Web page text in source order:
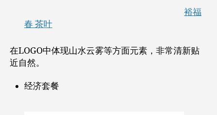
裕福
春 茶叶
在LOGO中体现山水云雾等方面元素，非常清新贴
近自然。
经济套餐